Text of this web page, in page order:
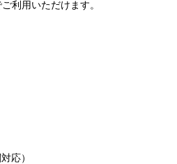
利用いただけます。
応）